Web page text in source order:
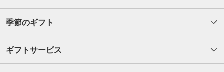
季節のギフト
ギフトサービス